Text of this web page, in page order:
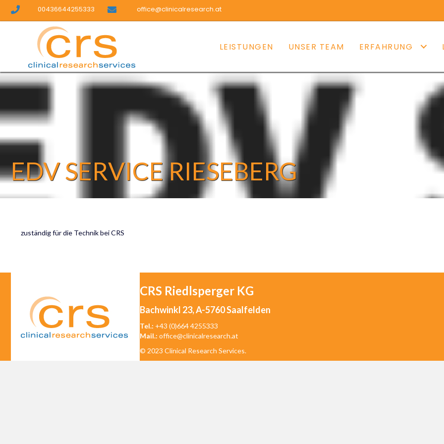
00436644255333 office@clinicalresearch.at
LEISTUNGEN UNSER TEAM ERFAHRUNG
EDV SERVICE RIESEBERG
zuständig für die Technik bei CRS
CRS Riedlsperger KG
Bachwinkl 23, A-5760 Saalfelden
Tel.: +43 (0)664 4255333
Mail.: office@clinicalresearch.at
© 2023 Clinical Research Services.